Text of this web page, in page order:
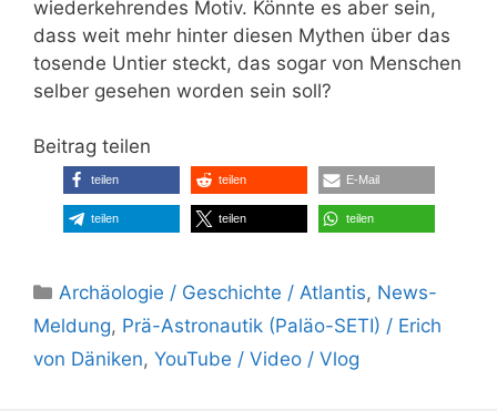
wiederkehrendes Motiv. Könnte es aber sein,
dass weit mehr hinter diesen Mythen über das
tosende Untier steckt, das sogar von Menschen
selber gesehen worden sein soll?
Beitrag teilen
teilen teilen E-Mail
teilen teilen teilen
Kategorien
Archäologie / Geschichte / Atlantis, News-
Meldung, Prä-Astronautik (Paläo-SETI) / Erich
von Däniken, YouTube / Video / Vlog